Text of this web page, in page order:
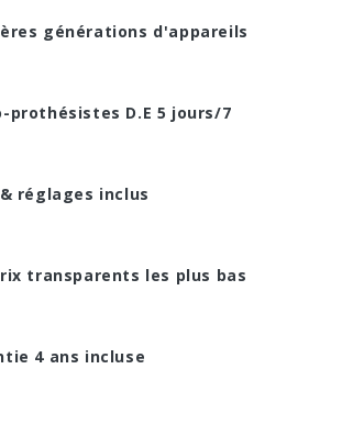
générations d'appareils
prothésistes D.E 5 jours/7
réglages inclus
transparents les plus bas
4 ans incluse